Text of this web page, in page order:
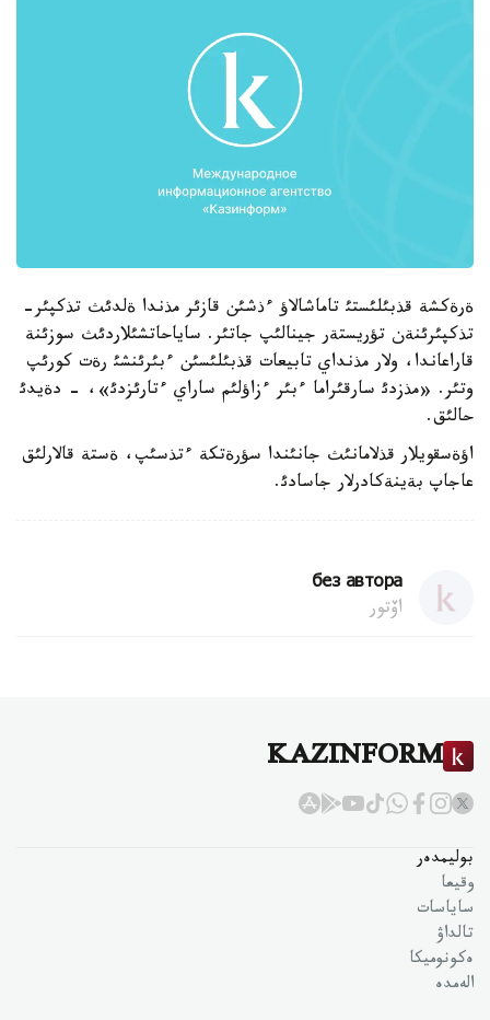
ةرةكشة قذبئلئستئ تاماشالاؤ ءذشئن قازئر مذندا ةلدئث تذكپئر-
تذكپئرئنةن تؤريستةر جينالئپ جاتئر. ساياحاتشئلاردئث سوزئنة
قاراعاندا، ولار مذنداي تابيعات قذبئلئسئن ءبئرئنشئ رةت كورئپ
وتئر. «مذزدئ سارقئراما ءبئر ءزاؤلئم ساراي ءتارئزدئ»، - دةيدئ
حالئق.
اؤةسقويلار قذلامانئث جانئندا سؤرةتكة ءتذسئپ، ةستة قالارلئق
عاجاپ بةينةكادرلار جاسادئ.
без автора
اۆتور
KAZINFORM
بوليمدەر
وقيعا
ساياسات
تالداۋ
ەكونوميكا
الەمدە